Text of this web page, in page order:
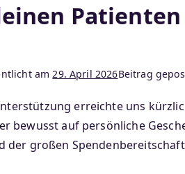
am29. April 2026Beitrag
erreichte uns
bewusst auf persönliche
der großen